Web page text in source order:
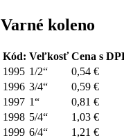
Varné koleno
Kód: Veľkosť Cena s
1995 1/2“
0,54 €
1996 3/4“
0,59 €
1997 1“
0,81 €
1998 5/4“
1,03 €
1999 6/4“
1,21 €